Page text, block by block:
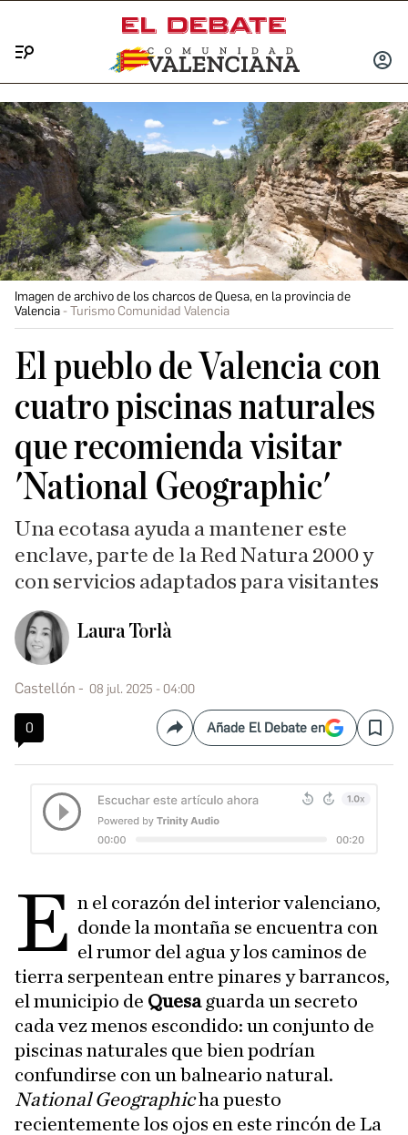
INICIAR
Imagen de archivo de los charcos de Quesa, en la provincia de
Valencia
Turismo Comunidad Valencia
El pueblo de Valencia con
cuatro piscinas naturales
que recomienda visitar
'National Geographic'
Una ecotasa ayuda a mantener este
enclave, parte de la Red Natura 2000 y
con servicios adaptados para visitantes
Laura Torlà
Castellón 08 jul. 2025 - 04:00
0 CompartirAñade El Debate en Save
E n el corazón del interior valenciano,
donde la montaña se encuentra con
el rumor del agua y los caminos de
tierra serpentean entre pinares y barrancos,
el municipio de Quesa guarda un secreto
cada vez menos escondido: un conjunto de
piscinas naturales que bien podrían
confundirse con un balneario natural.
National Geographicha puesto
recientemente los ojos en este rincón de La